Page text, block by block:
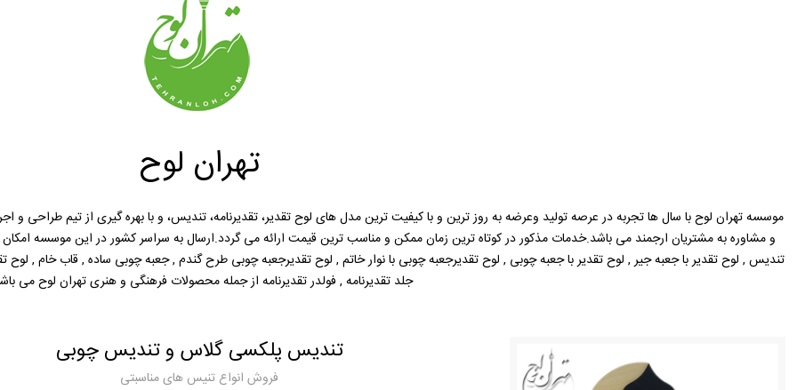
تهران لوح
موسسه تهران لوح با سال ها تجربه در عرصه تولید وعرضه به روز ترین و با کیفیت ترین مدل های لوح تقدیر، تقدیرنامه، تندیس، و با بهره گیری از تیم طراحی و
و مشاوره به مشتریان ارجمند می باشد.خدمات مذکور در کوتاه ترین زمان ممکن و مناسب ترین قیمت ارائه می گردد.ارسال به سراسر کشور در این موسسه
تندیس , لوح تقدیر با جعبه جیر , لوح تقدیر با جعبه چوبی , لوح تقدیرجعبه چوبی با نوار خاتم , لوح تقدیرجعبه چوبی طرح گندم , جعبه چوبی ساده , قاب خام , لوح
جلد تقدیرنامه , فولدر تقدیرنامه از جمله محصولات فرهنگی و هنری تهران لوح می
تندیس پلکسی گلاس و تندیس چوبی
فروش انواع تنیس های مناسبتی